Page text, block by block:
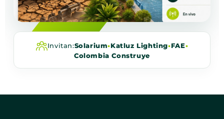
Invitan:Solarium•Katluz Lighting•FAE•
Colombia Construye